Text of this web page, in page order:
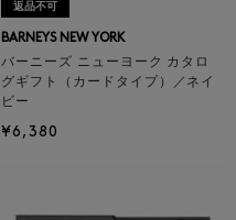
返品不可
BARNEYS NEW YORK
バーニーズ ニューヨーク カタロ
グギフト（カードタイプ）／ネイ
ビー
¥6,380